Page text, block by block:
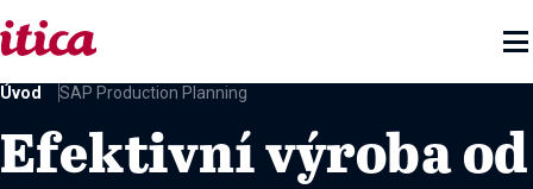

Úvod SAP Production Planning
Efektivní výroba od